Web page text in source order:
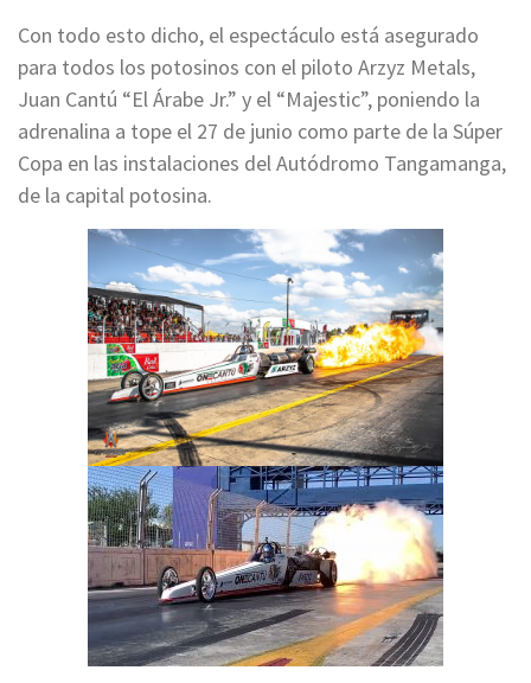
Con todo esto dicho, el espectáculo está asegurado
para todos los potosinos con el piloto Arzyz Metals,
Juan Cantú “El Árabe Jr.” y el “Majestic”, poniendo la
adrenalina a tope el 27 de junio como parte de la Súper
Copa en las instalaciones del Autódromo Tangamanga,
de la capital potosina.